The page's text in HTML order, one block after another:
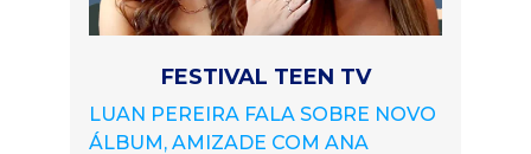
FESTIVAL TEEN TV
LUAN PEREIRA FALA SOBRE NOVO
ÁLBUM, AMIZADE COM ANA